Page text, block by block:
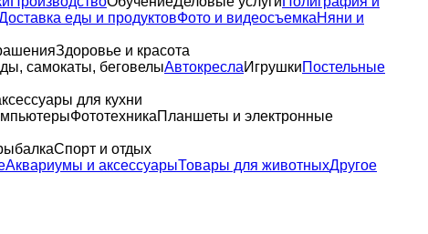
еды и продуктовФото и видеосъемкаНяни и
Здоровье и красота
самокаты, беговелыАвтокреслаИгрушкиПостельные
для кухни
ФототехникаПланшеты и электронные
Спорт и отдых
Аквариумы и аксессуарыТовары для животныхДругое